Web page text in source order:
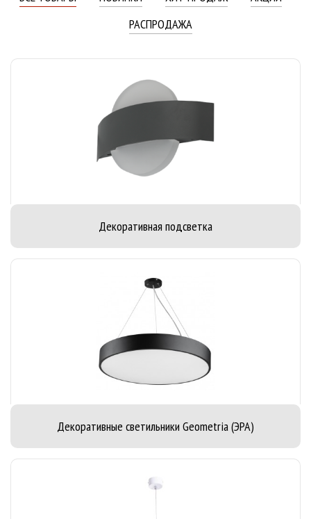
РАСПРОДАЖА
Декоративная подсветка
Декоративные светильники Geometria (ЭРА)